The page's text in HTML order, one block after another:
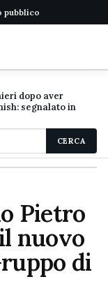
pubblico
dopo aver
segnalato in
CERCA
Pietro
nuovo
di